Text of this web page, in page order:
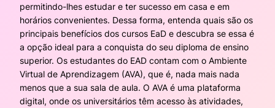
permitindo-lhes estudar e ter sucesso em casa e em
horários convenientes. Dessa forma, entenda quais são os
principais benefícios dos cursos EaD e descubra se essa é
a opção ideal para a conquista do seu diploma de ensino
superior. Os estudantes do EAD contam com o Ambiente
Virtual de Aprendizagem (AVA), que é, nada mais nada
menos que a sua sala de aula. O AVA é uma plataforma
digital, onde os universitários têm acesso às atividades,